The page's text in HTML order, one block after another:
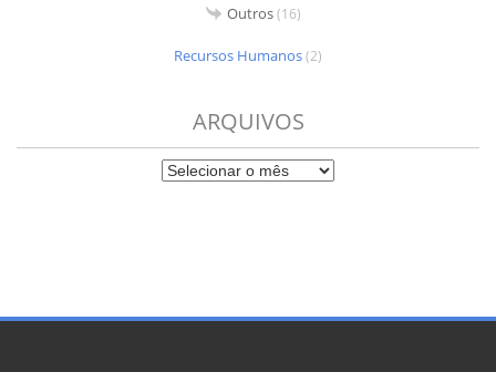
Outros(16)
Recursos Humanos(2)
ARQUIVOS